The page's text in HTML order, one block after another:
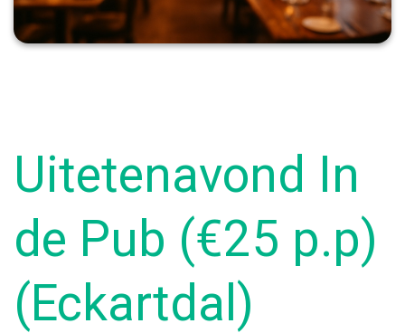
Uitetenavond In
de Pub (€25 p.p)
(Eckartdal)